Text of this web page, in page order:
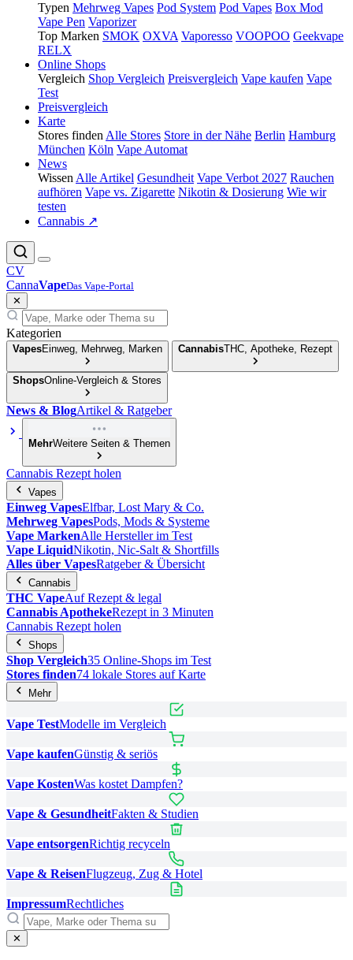
Typen Mehrweg Vapes Pod System Pod Vapes Box Mod
Vape Pen Vaporizer
Top Marken SMOK OXVA Vaporesso VOOPOO Geekvape
RELX
Online Shops
Vergleich Shop Vergleich Preisvergleich Vape kaufen Vape
Test
Preisvergleich
Karte
Stores finden Alle Stores Store in der Nähe Berlin Hamburg
München Köln Vape Automat
News
Wissen Alle Artikel Gesundheit Vape Verbot 2027 Rauchen
aufhören Vape vs. Zigarette Nikotin & Dosierung Wie wir
testen
Cannabis ↗
CV
CannaVapeDas Vape-Portal
✕
Kategorien
VapesEinweg, Mehrweg, Marken CannabisTHC, Apotheke, Rezept
ShopsOnline-Vergleich & Stores
News & BlogArtikel & Ratgeber
MehrWeitere Seiten & Themen
Cannabis Rezept holen
Vapes
Einweg VapesElfbar, Lost Mary & Co.
Mehrweg VapesPods, Mods & Systeme
Vape MarkenAlle Hersteller im Test
Vape LiquidNikotin, Nic-Salt & Shortfills
Alles über VapesRatgeber & Übersicht
Cannabis
THC VapeAuf Rezept & legal
Cannabis ApothekeRezept in 3 Minuten
Cannabis Rezept holen
Shops
Shop Vergleich35 Online-Shops im Test
Stores finden74 lokale Stores auf Karte
Mehr
Vape TestModelle im Vergleich
Vape kaufenGünstig & seriös
Vape KostenWas kostet Dampfen?
Vape & GesundheitFakten & Studien
Vape entsorgenRichtig recyceln
Vape & ReisenFlugzeug, Zug & Hotel
ImpressumRechtliches
✕